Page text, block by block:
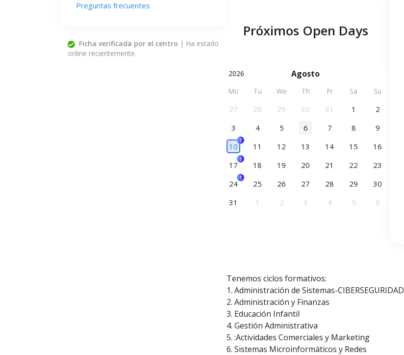
Preguntas frecuentes
Ficha verificada por el centro | Ha estado
online recientemente.
Próximos Open Days
2026 Agosto
Mo Tu We Th Fr Sa Su
27 28 29 30 31 1
2
3
4 5 6 7 8
9
10
1
11 12 13 14 15
16
17
1
18 19 20 21 22
23
24
1
25 26 27 28 29
30
31
1 2 3 4 5 6
Tenemos ciclos formativos:
Administración de Sistemas-CIBERSEGURIDAD
Administración y Finanzas
Educación Infantil
Gestión Administrativa
:Actividades Comerciales y Marketing
Sistemas Microinformáticos y Redes